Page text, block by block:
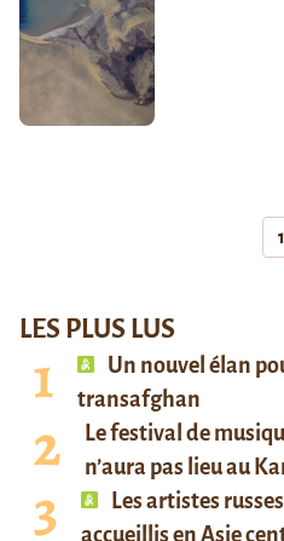
1
LES PLUS LUS
Un nouvel élan
transafghan
Le festival de
n’aura pas lieu au
Les artistes
accueillis en Asie